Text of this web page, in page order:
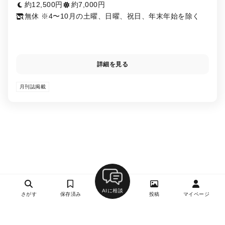
水駅、神田駅、岩本町駅、末広町駅
約12,500円
約7,000円
無休 ※4〜10月の土曜、日曜、祝日、年末年始を除く
詳細を見る
月刊誌掲載
さがす 保存済み
AIに相談
投稿 マイページ